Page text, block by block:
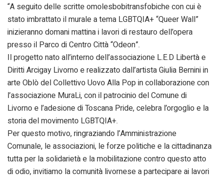
“A seguito delle scritte omolesbobitransfobiche con cui è
stato imbrattato il murale a tema LGBTQIA+ “Queer Wall”
inizieranno domani mattina i lavori di restauro dell’opera
presso il Parco di Centro Città “Odeon”.
Il progetto nato all’interno dell’associazione L.E.D Libertà e
Diritti Arcigay Livorno e realizzato dall’artista Giulia Bernini in
arte Oblò del Collettivo Uovo Alla Pop in collaborazione con
l’associazione MuraLi, con il patrocinio del Comune di
Livorno e l’adesione di Toscana Pride, celebra l’orgoglio e la
storia del movimento LGBTQIA+.
Per questo motivo, ringraziando l’Amministrazione
Comunale, le associazioni, le forze politiche e la cittadinanza
tutta per la solidarietà e la mobilitazione contro questo atto
di odio, invitiamo la comunità livornese a partecipare ai lavori